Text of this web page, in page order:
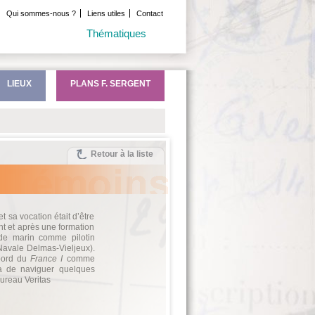
Qui sommes-nous ? Liens utiles Contact
Thématiques
Retour à la liste
sa vocation était d’être
et après une formation
marin comme pilotin
Delmas-Vieljeux).
duFrance I comme
de naviguer quelques
Veritas
LIEUX PLANS F. SERGENT